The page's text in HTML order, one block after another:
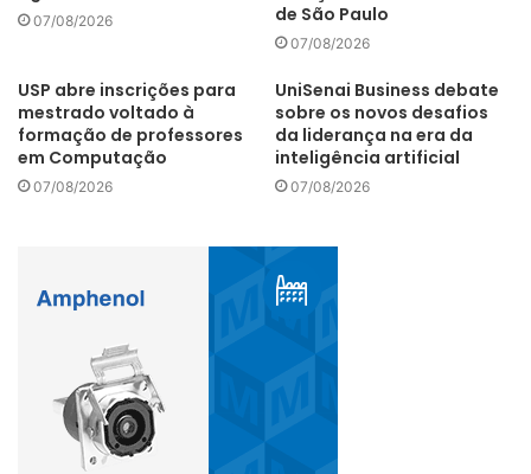
07/08/2026
de São Paulo
07/08/2026
USP abre inscrições para
mestrado voltado à
formação de professores
em Computação
07/08/2026
UniSenai Business debate
sobre os novos desafios
da liderança na era da
inteligência artificial
07/08/2026